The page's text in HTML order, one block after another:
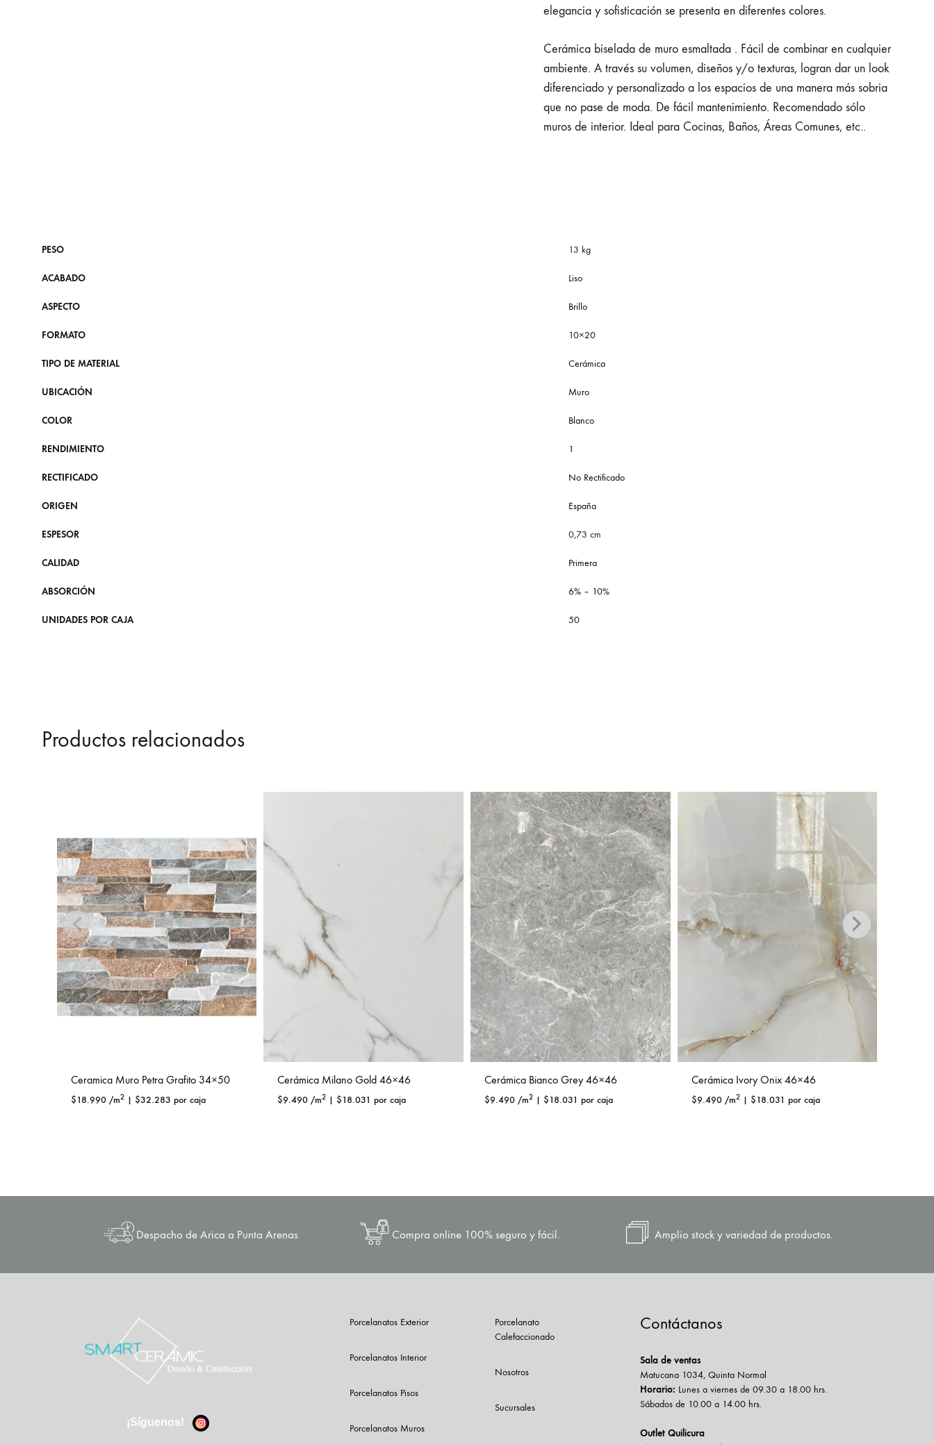
elegancia y sofisticación se presenta en diferentes colores.
Cerámica biselada de muro esmaltada . Fácil de combinar en cualquier
ambiente. A través su volumen, diseños y/o texturas, logran dar un look
diferenciado y personalizado a los espacios de una manera más sobria
que no pase de moda. De fácil mantenimiento. Recomendado sólo
muros de interior. Ideal para Cocinas, Baños, Áreas Comunes, etc..
PESO 13 kg
ACABADO Liso
ASPECTO Brillo
FORMATO 10×20
TIPO DE MATERIAL Cerámica
UBICACIÓN Muro
COLOR Blanco
RENDIMIENTO 1
RECTIFICADO No Rectificado
ORIGEN España
ESPESOR 0,73 cm
CALIDAD Primera
ABSORCIÓN 6% – 10%
UNIDADES POR CAJA 50
Productos relacionados
Ceramica Muro Petra Grafito 34×50
$18.990/m2| $32.283 por caja
Cerámica Milano Gold 46×46
$9.490 /m2 | $18.031 por caja
Cerámica Bianco Grey 46×46
$9.490/m2| $18.031 por caja
Cerámica Ivory Onix 46×46
$9.490/m2| $18.031 por caja
Despacho de Arica a Punta Arenas Compra online 100% seguro y fácil. Amplio stock y variedad de productos.
¡Síguenos!
Porcelanatos Exterior
Porcelanatos Interior
Porcelanatos Pisos
Porcelanatos Muros
Porcelanato
Calefaccionado
Nosotros
Sucursales
Contáctanos
Sala de ventas
Matucana 1034, Quinta Normal
Horario: Lunes a viernes de 09.30 a 18.00 hrs.
Sábados de 10.00 a 14.00 hrs.
Outlet Quilicura